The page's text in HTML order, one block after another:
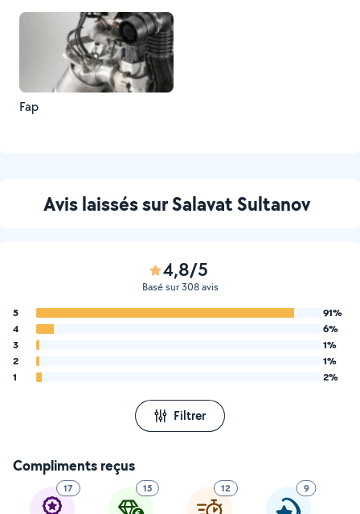
Fap
Avis laissés sur Salavat Sultanov
4,8/5
Basé sur 308 avis
5
91%
4
6%
3
1%
2
1%
1
2%
Filtrer
Compliments reçus
17 15 12 9